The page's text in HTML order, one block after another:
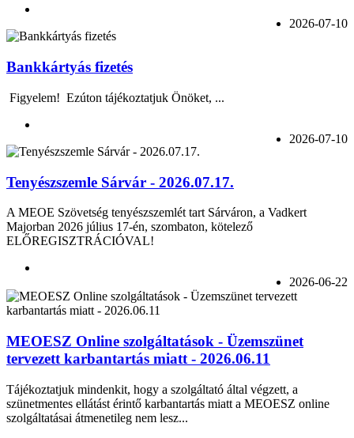
2026-07-10
Bankkártyás fizetés
Figyelem! Ezúton tájékoztatjuk Önöket, ...
2026-07-10
Tenyészszemle Sárvár - 2026.07.17.
A MEOE Szövetség tenyészszemlét tart Sárváron, a Vadkert
Majorban 2026 július 17-én, szombaton, kötelező
ELŐREGISZTRÁCIÓVAL!
2026-06-22
MEOESZ Online szolgáltatások - Üzemszünet
tervezett karbantartás miatt - 2026.06.11
Tájékoztatjuk mindenkit, hogy a szolgáltató által végzett, a
szünetmentes ellátást érintő karbantartás miatt a MEOESZ online
szolgáltatásai átmenetileg nem lesz...